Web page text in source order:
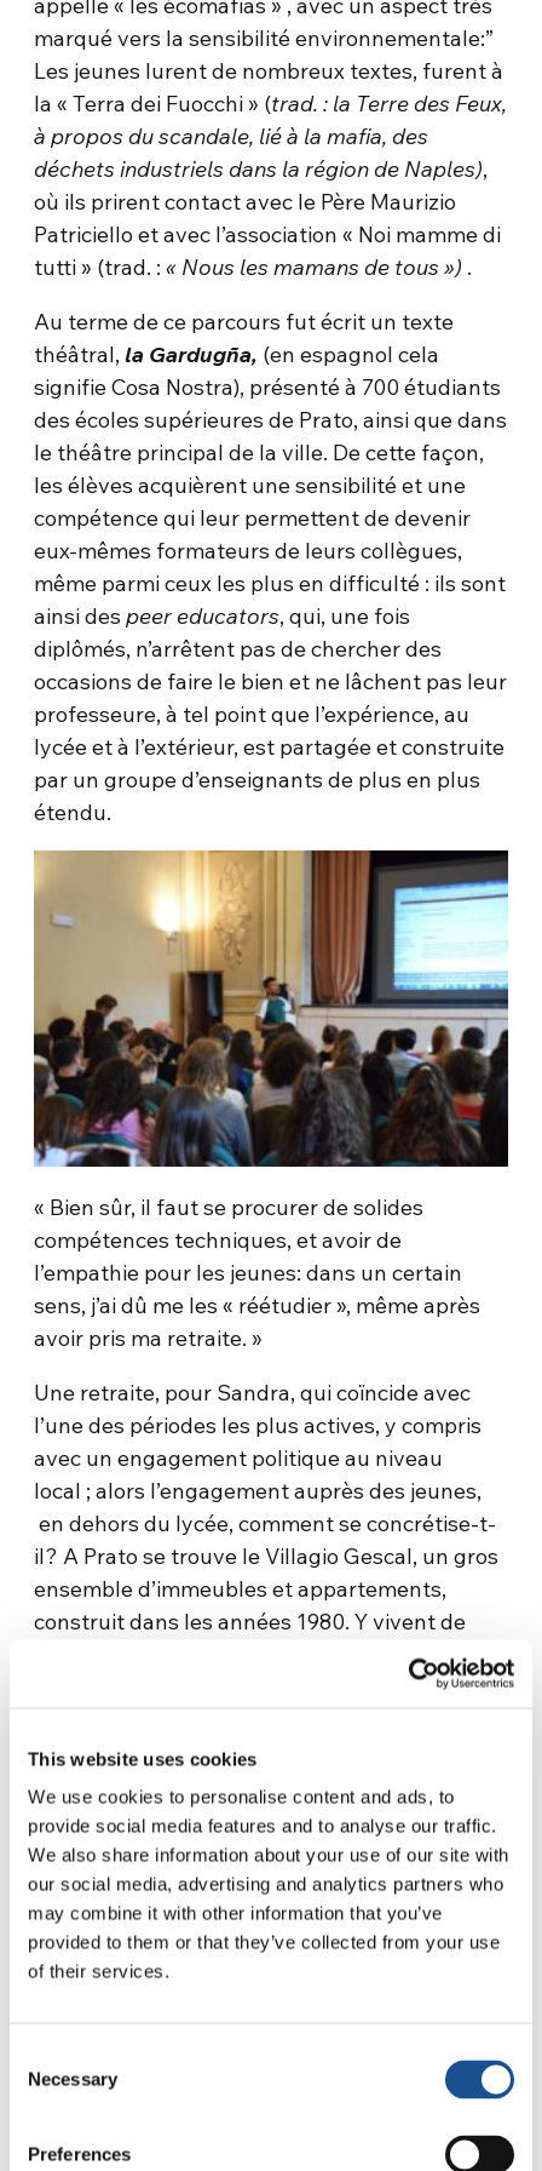
This website uses cookies
We use cookies to personalise content and ads, to
provide social media features and to analyse our traffic.
We also share information about your use of our site with
our social media, advertising and analytics partners who
may combine it with other information that you’ve
provided to them or that they’ve collected from your use
of their services.
Selection
Necessary
Preferences
appelle « les écomafias » , avec un aspect très
marqué vers la sensibilité environnementale:”
Les jeunes lurent de nombreux textes, furent à
la « Terra dei Fuocchi » (trad. : la Terre des Feux,
à propos du scandale, lié à la mafia, des
déchets industriels dans la région de Naples),
où ils prirent contact avec le Père Maurizio
Patriciello et avec l’association « Noi mamme di
tutti » (trad. :« Nous les mamans de tous ») .
Au terme de ce parcours fut écrit un texte
théâtral,la Gardugña, (en espagnol cela
signifie Cosa Nostra), présenté à 700 étudiants
des écoles supérieures de Prato, ainsi que dans
le théâtre principal de la ville. De cette façon,
les élèves acquièrent une sensibilité et une
compétence qui leur permettent de devenir
eux-mêmes formateurs de leurs collègues,
même parmi ceux les plus en difficulté : ils sont
ainsi despeer educators, qui, une fois
diplômés, n’arrêtent pas de chercher des
occasions de faire le bien et ne lâchent pas leur
professeure, à tel point que l’expérience, au
lycée et à l’extérieur, est partagée et construite
par un groupe d’enseignants de plus en plus
étendu.
« Bien sûr, il faut se procurer de solides
compétences techniques, et avoir de
l’empathie pour les jeunes: dans un certain
sens, j’ai dû me les « réétudier », même après
avoir pris ma retraite. »
Une retraite, pour Sandra, qui coïncide avec
l’une des périodes les plus actives, y compris
avec un engagement politique au niveau
local ; alors l’engagement auprès des jeunes,
en dehors du lycée, comment se concrétise-t-
il? A Prato se trouve le Villagio Gescal, un gros
ensemble d’immeubles et appartements,
construit dans les années 1980. Y vivent de
nombreuses familles, certaines avec beaucoup
de difficulté; le « village » est un peu le reflet
s’y trouve l’Istituto Comprensivo Don Milani
(institut comprenant des écoles de différents
niveaux), une école secondaire, quatre écoles
supérieures professionnelles, des instituts
techniques et sections du lycée. On peut
imaginer les difficultés causées par le fait qu’à
Prato la crise se ressent fortement, ce qui
éprouve, par conséquent, les jeunes
viens-tu pas nous aider ici, auprès des jeunes
la retraite, j’ai commencé à travailler dans ce